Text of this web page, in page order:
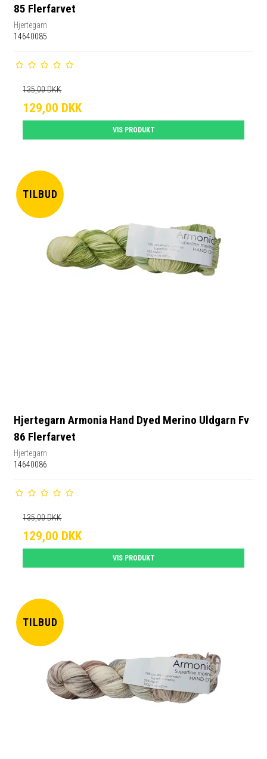
85 Flerfarvet
Hjertegarn
14640085
135,00 DKK
129,00 DKK
VIS PRODUKT
TILBUD
Hjertegarn Armonia Hand Dyed Merino Uldgarn Fv
86 Flerfarvet
Hjertegarn
14640086
135,00 DKK
129,00 DKK
VIS PRODUKT
TILBUD